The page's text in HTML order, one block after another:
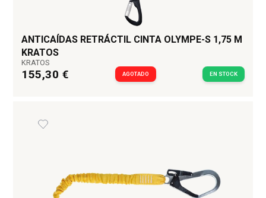
ANTICAÍDAS RETRÁCTIL CINTA OLYMPE-S 1,75 M
KRATOS
KRATOS
155,30 € AGOTADO EN STOCK